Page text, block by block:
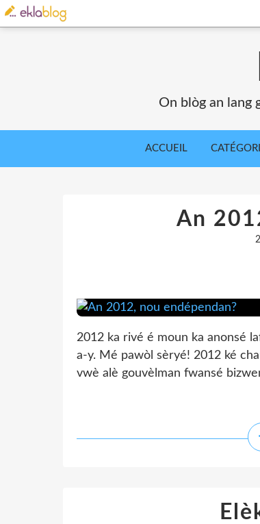
On blòg an lang
ACCUEIL
An
2012 ka rivé é moun ka anonsé
a-y. Mé pawòl sèryé! 2012 ké
vwè alè gouvèlman fwansé